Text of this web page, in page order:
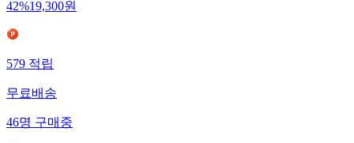
42%19,300원
579적립
무료배송
46명구매중